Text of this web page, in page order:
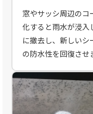
窓やサッシ周辺の
化すると雨水が浸入
に撤去し、新しい
の防水性を回復させ